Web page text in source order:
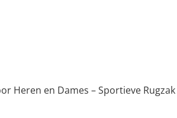
Heren en Dames – Sportieve